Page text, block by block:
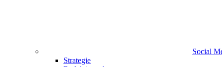
Social
Strategie